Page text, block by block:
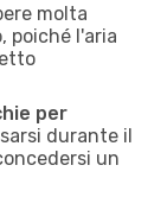
molta
poiché l'aria
per
durante il
un